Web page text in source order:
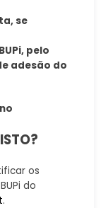
se
pelo
adesão do
os
do
.